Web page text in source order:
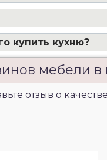
купить кухню?
мебели в
отзыв о